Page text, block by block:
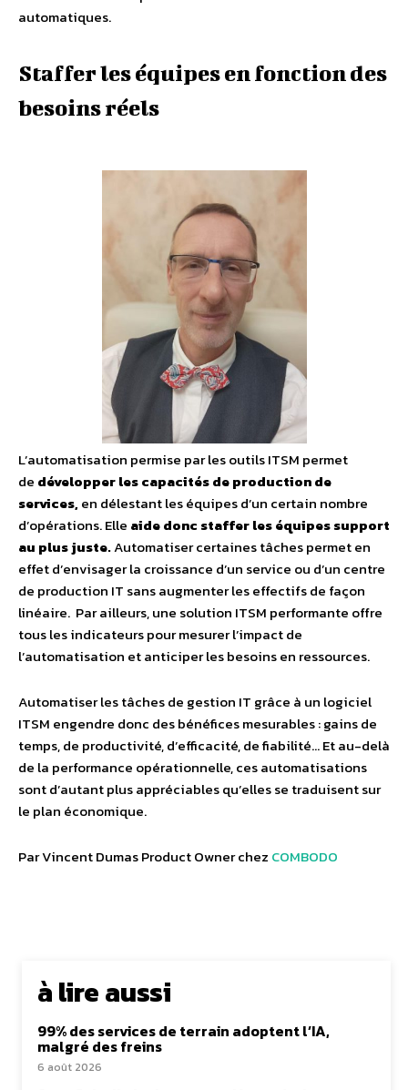
automatiques.
Staffer les équipes en fonction des
besoins réels
L’automatisation permise par les outils ITSM permet
de développer les capacités de production de
services,en délestant les équipes d’un certain nombre
d’opérations. Elle aide donc staffer les équipes support
au plus juste.Automatiser certaines tâches permet en
effet d’envisager la croissance d’un service ou d’un centre
de production IT sans augmenter les effectifs de façon
linéaire. Par ailleurs, une solution ITSM performante offre
tous les indicateurs pour mesurer l’impact de
l’automatisation et anticiper les besoins en ressources.
Automatiser les tâches de gestion IT grâce à un logiciel
ITSM engendre donc des bénéfices mesurables : gains de
temps, de productivité, d’efficacité, de fiabilité… Et au-delà
de la performance opérationnelle, ces automatisations
sont d’autant plus appréciables qu’elles se traduisent sur
le plan économique.
Par Vincent Dumas Product Owner chez COMBODO
à lire aussi
99% des services de terrain adoptent l’IA,
malgré des freins
6 août 2026